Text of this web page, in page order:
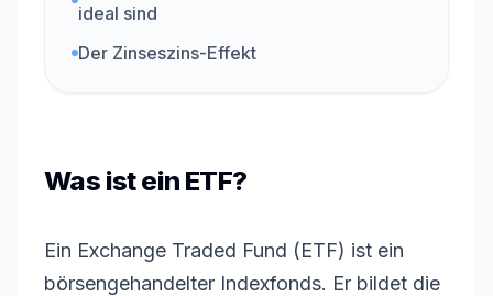
ideal sind
Der Zinseszins-Effekt
Was ist ein ETF?
Ein Exchange Traded Fund (ETF) ist ein
börsengehandelter Indexfonds. Er bildet die